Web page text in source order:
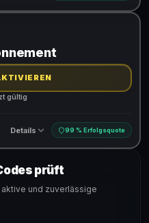
gültig
Details 99 % Erfolgsquote
prüft
und zuverlässige